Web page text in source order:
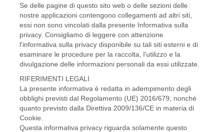
Se delle pagine di questo sito web o delle sezioni delle
nostre applicazioni contengono collegamenti ad altri siti,
essi non sono vincolati dalla presente Informativa sulla
privacy. Consigliamo di leggere con attenzione
l'informativa sulla privacy disponibile su tali siti esterni e di
esaminare le procedure per la raccolta, l'utilizzo e la
divulgazione delle informazioni personali da essi utilizzate.
RIFERIMENTI LEGALI
La presente informativa è redatta in adempimento degli
obblighi previsti dal Regolamento (UE) 2016/679, nonché
quanto previsto dalla Direttiva 2009/136/CE in materia di
Cookie.
Questa informativa privacy riguarda solamente questo